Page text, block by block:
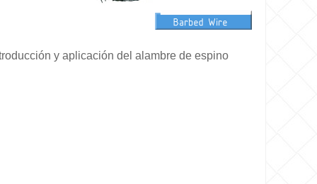
y aplicación del alambre de espino